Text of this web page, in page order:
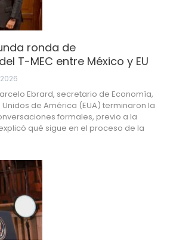
ronda de
T-MEC entre México y EU
Ebrard, secretario de Economía,
Unidos de América (EUA) terminaron la
formales, previo a la
qué sigue en el proceso de la